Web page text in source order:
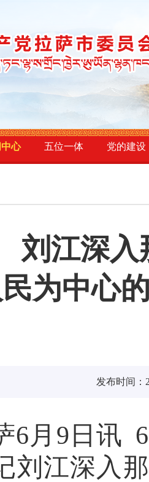
心 五位一体 党的建设
刘江深入
为中心
发布时间：
6月9日讯
刘江深入